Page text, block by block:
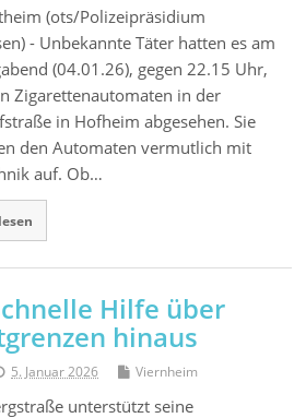
(ots/Polizeipräsidium
- Unbekannte Täter hatten es am
(04.01.26), gegen 22.15 Uhr,
Zigarettenautomaten in der
in Hofheim abgesehen. Sie
den Automaten vermutlich mit
auf. Ob…
Hilfe über
hinaus
5. Januar 2026 Viernheim
unterstützt seine